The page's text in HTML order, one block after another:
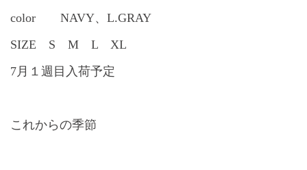
color NAVY、L.GRAY
SIZE S M L XL
7月１週目入荷予定
これからの季節